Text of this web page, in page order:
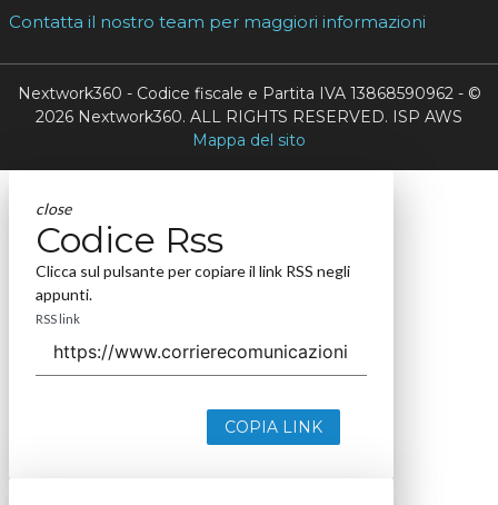
Contatta il nostro team per maggiori informazioni
Nextwork360 - Codice fiscale e Partita IVA 13868590962 - ©
2026 Nextwork360. ALL RIGHTS RESERVED. ISP AWS
Mappa del sito
close
Codice Rss
Clicca sul pulsante per copiare il link RSS negli
appunti.
RSS link
COPIA LINK